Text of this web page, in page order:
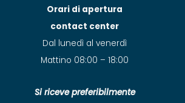
Orari di apertura
contact center
Dal lunedì al venerdì
Mattino 08:00 – 18:00
Si riceve preferibilmente